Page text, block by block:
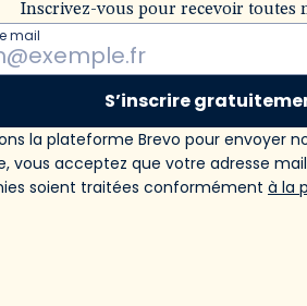
Inscrivez-vous pour recevoir toutes
mail
S’inscrire
la plateforme Brevo pour envoyer
vous acceptez que votre adresse
soient traitées conformément à la